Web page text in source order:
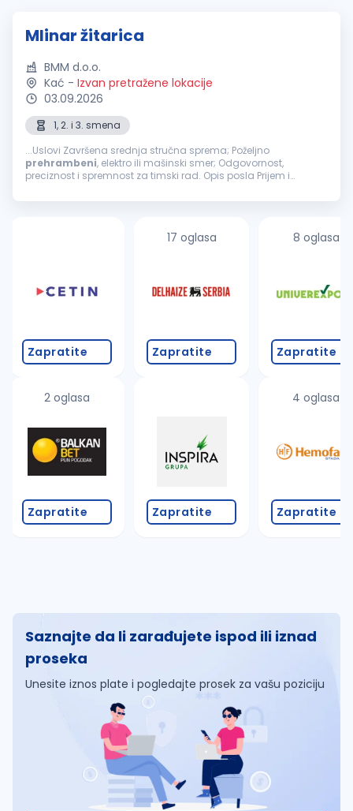
Mlinar žitarica
BMM d.o.o.
Kać - Izvan pretražene lokacije
03.09.2026
1, 2. i 3. smena
...Uslovi Završena srednja stručna sprema; Poželjno
prehrambeni, elektro ili mašinski smer; Odgovornost,
preciznost i spremnost za timski rad. Opis posla Prijem i
pšenice; Praćenje...
Zapratite
2 oglasa
Zapratite
17 oglasa
Zapratite
Zapratite
8 oglasa
Zapratite
4 oglasa
Zapratite
Saznajte da li zarađujete ispod ili iznad
proseka
Unesite iznos plate i pogledajte prosek za vašu poziciju